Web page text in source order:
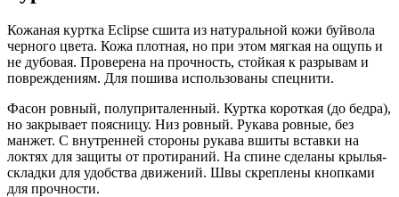
Кожаная куртка Eclipse сшита из натуральной кожи буйвола
черного цвета. Кожа плотная, но при этом мягкая на ощупь и
не дубовая. Проверена на прочность, стойкая к разрывам и
повреждениям. Для пошива использованы спецнити.
Фасон ровный, полуприталенный. Куртка короткая (до бедра),
но закрывает поясницу. Низ ровный. Рукава ровные, без
манжет. С внутренней стороны рукава вшиты вставки на
локтях для защиты от протираний. На спине сделаны крылья-
складки для удобства движений. Швы скреплены кнопками
для прочности.